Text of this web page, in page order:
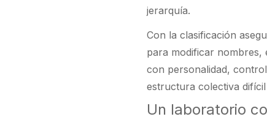
jerarquía.
Con la clasificación
para modificar nombres,
con personalidad,
estructura colectiva
Un laboratorio